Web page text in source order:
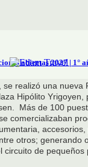
abiertas 2027 | 1°
se realizó una nueva
Hipólito Yrigoyen,
Más de 100
comercializaban
accesorios,
otros; generando
circuito de pequeños